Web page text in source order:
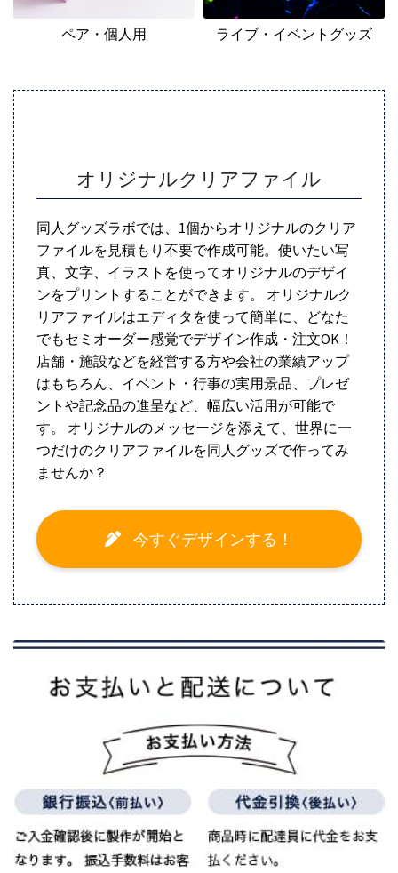
ペア・個人用 ライブ・イベントグッズ
オリジナルクリアファイル
同人グッズラボでは、1個からオリジナルのクリア
ファイルを見積もり不要で作成可能。使いたい写
真、文字、イラストを使ってオリジナルのデザイ
ンをプリントすることができます。 オリジナルク
リアファイルはエディタを使って簡単に、どなた
でもセミオーダー感覚でデザイン作成・注文OK！
店舗・施設などを経営する方や会社の業績アップ
はもちろん、イベント・行事の実用景品、プレゼ
ントや記念品の進呈など、幅広い活用が可能で
す。 オリジナルのメッセージを添えて、世界に一
つだけのクリアファイルを同人グッズで作ってみ
ませんか？
今すぐデザインする！